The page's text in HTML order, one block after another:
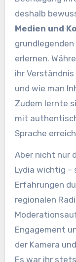
deshalb
Medien und
erlernen.
ihr
und wie man
Zudem lernte
mit
Sprache
Aber nicht nur
Lydia wichtig
Erfahrungen
regionalen
Engagement
der Kamera
Es war ihr